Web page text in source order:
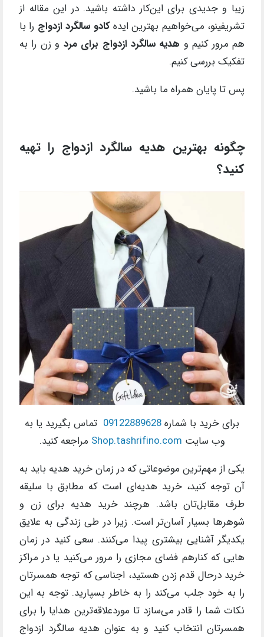
زیبا و جدیدی برای این‌کار داشته باشید. در این مقاله از
تشریفینو، می‌خواهیم بهترین ایده‌کادو سالگرد ازدواج را با
هم مرور کنیم و هدیه سالگرد ازدواج برای مرد و زن را به
تفکیک بررسی کنیم.
پس تا پایان همراه ما باشید.
چگونه بهترین هدیه سالگرد ازدواج را تهیه
کنید؟
برای خرید با شماره09122889628 تماس بگیرید یا به
وب سایت Shop.tashrifino.com مراجعه کنید.
یکی از مهم‌ترین موضوعاتی که در زمان خرید هدیه باید به
آن توجه کنید، خرید هدیه‌ای است که مطابق با سلیقه
طرف مقابل‌تان باشد. هرچند خرید هدیه برای زن و
شوهرها بسیار آسان‌تر است. زیرا در طی زندگی به علایق
یکدیگر آشنایی بیشتری پیدا می‌کنند. سعی کنید در زمان
هایی که کنارهم فضای مجازی را مرور می‌کنید یا در مراکز
خرید درحال قدم زدن هستید، اجناسی که توجه همسرتان
را به خود جلب می‌کند را به خاطر بسپارید. توجه به این
نکات شما را قادر می‌سازد تا موردعلاقه‌ترین هدایا را برای
همسرتان انتخاب کنید و به عنوان هدیه سالگرد ازدواج